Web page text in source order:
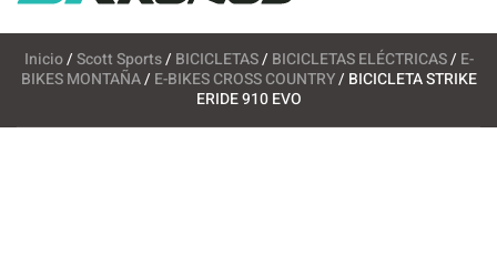
Inicio/Scott Sports/ BICICLETAS/ BICICLETAS ELÉCTRICAS/ E-
BIKES MONTAÑA/ E-BIKES CROSS COUNTRY/ BICICLETA STRIKE
ERIDE 910 EVO